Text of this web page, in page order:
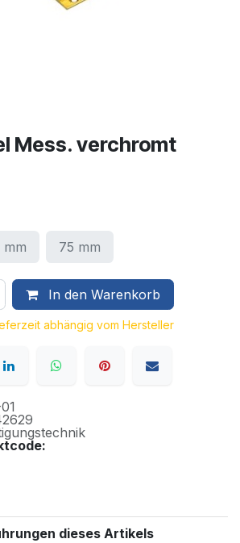
Mess. verchromt
mm 75 mm
In den Warenkorb
abhängig vom Hersteller
dieses Artikels